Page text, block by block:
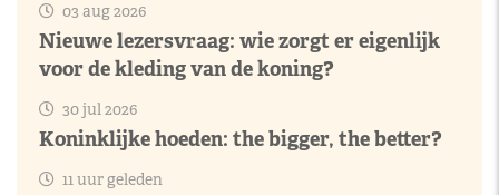
03 aug 2026
Nieuwe lezersvraag: wie zorgt er eigenlijk
voor de kleding van de koning?
30 jul 2026
Koninklijke hoeden: the bigger, the better?
11 uur geleden